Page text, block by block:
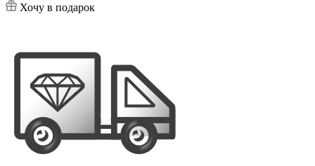
Хочу в подарок